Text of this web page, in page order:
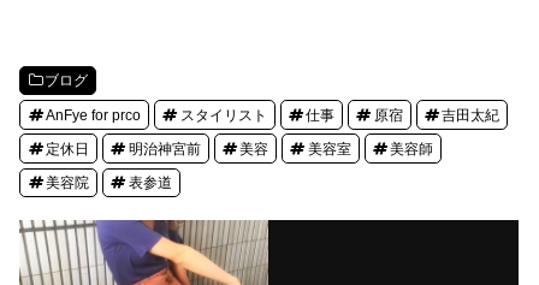
ブログ
AnFye for prco スタイリスト 仕事 原宿 吉田太紀
定休日 明治神宮前 美容 美容室 美容師
美容院 表参道